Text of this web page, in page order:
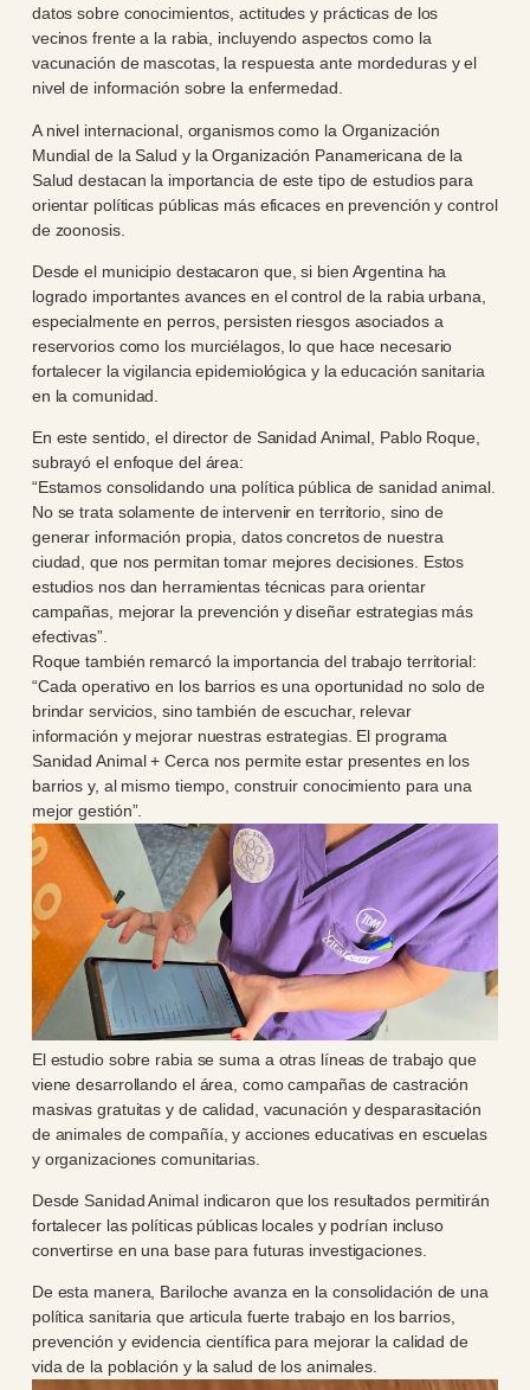
datos sobre conocimientos, actitudes y prácticas de los
vecinos frente a la rabia, incluyendo aspectos como la
vacunación de mascotas, la respuesta ante mordeduras y el
nivel de información sobre la enfermedad.
A nivel internacional, organismos como la Organización
Mundial de la Salud y la Organización Panamericana de la
Salud destacan la importancia de este tipo de estudios para
orientar políticas públicas más eficaces en prevención y control
de zoonosis.
Desde el municipio destacaron que, si bien Argentina ha
logrado importantes avances en el control de la rabia urbana,
especialmente en perros, persisten riesgos asociados a
reservorios como los murciélagos, lo que hace necesario
fortalecer la vigilancia epidemiológica y la educación sanitaria
en la comunidad.
En este sentido, el director de Sanidad Animal, Pablo Roque,
subrayó el enfoque del área:
“Estamos consolidando una política pública de sanidad animal.
No se trata solamente de intervenir en territorio, sino de
generar información propia, datos concretos de nuestra
ciudad, que nos permitan tomar mejores decisiones. Estos
estudios nos dan herramientas técnicas para orientar
campañas, mejorar la prevención y diseñar estrategias más
efectivas”.
Roque también remarcó la importancia del trabajo territorial:
“Cada operativo en los barrios es una oportunidad no solo de
brindar servicios, sino también de escuchar, relevar
información y mejorar nuestras estrategias. El programa
Sanidad Animal + Cerca nos permite estar presentes en los
barrios y, al mismo tiempo, construir conocimiento para una
mejor gestión”.
El estudio sobre rabia se suma a otras líneas de trabajo que
viene desarrollando el área, como campañas de castración
masivas gratuitas y de calidad, vacunación y desparasitación
de animales de compañía, y acciones educativas en escuelas
y organizaciones comunitarias.
Desde Sanidad Animal indicaron que los resultados permitirán
fortalecer las políticas públicas locales y podrían incluso
convertirse en una base para futuras investigaciones.
De esta manera, Bariloche avanza en la consolidación de una
política sanitaria que articula fuerte trabajo en los barrios,
prevención y evidencia científica para mejorar la calidad de
vida de la población y la salud de los animales.